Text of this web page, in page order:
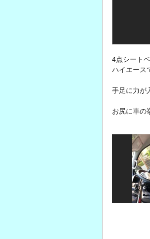
4点シート
ハイエース
手足に力が
お尻に車の